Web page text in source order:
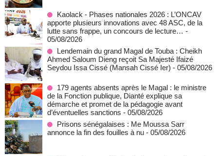
Kaolack - Phases nationales 2026 : L’ONCAV
apporte plusieurs innovations avec 48 ASC, de la
lutte sans frappe, un concours de lecture… -
05/08/2026
Lendemain du grand Magal de Touba : Cheikh
Ahmed Saloum Dieng reçoit Sa Majesté Ifaizé
Seydou Issa Cissé (Mansah Cissé Ier) - 05/08/2026
179 agents absents après le Magal : le ministre
de la Fonction publique, Dianté explique sa
démarche et promet de la pédagogie avant
d’éventuelles sanctions - 05/08/2026
Prisons sénégalaises : Me Moussa Sarr
annonce la fin des fouilles à nu - 05/08/2026